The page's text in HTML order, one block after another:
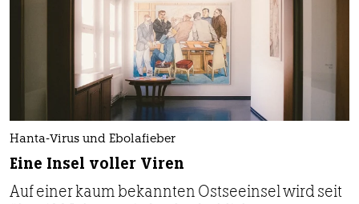
Hanta-Virus und Ebolafieber
Eine Insel voller Viren
Auf einer kaum bekannten Ostseeinsel wird seit